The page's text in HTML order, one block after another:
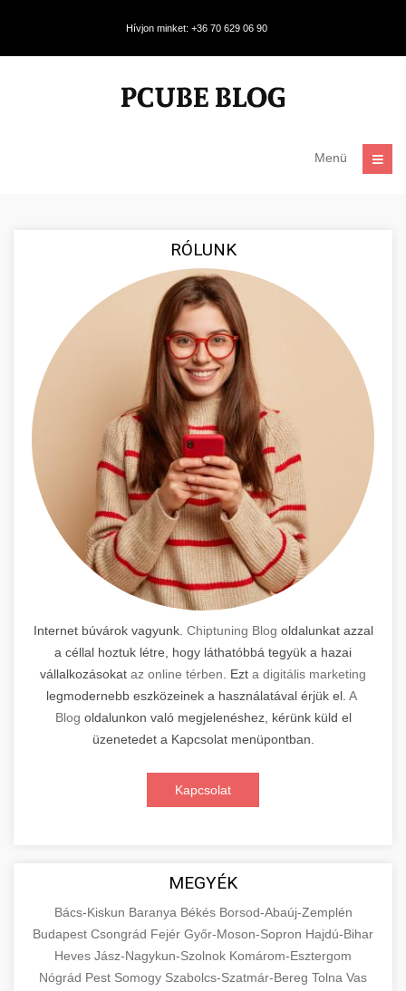
Hívjon minket: +36 70 629 06 90
Menü
RÓLUNK
Internet búvárok vagyunk. Chiptuning Blog oldalunkat azzal
a céllal hoztuk létre, hogy láthatóbbá tegyük a hazai
vállalkozásokat az online térben . Ezt a digitális marketing
legmodernebb eszközeinek a használatával érjük el. A
Blog oldalunkon való megjelenéshez, kérünk küld el
üzenetedet a Kapcsolat menüpontban.
Kapcsolat
MEGYÉK
Bács-Kiskun Baranya Békés Borsod-Abaúj-Zemplén
Budapest Csongrád Fejér Győr-Moson-Sopron Hajdú-Bihar
Heves Jász-Nagykun-Szolnok Komárom-Esztergom
Nógrád Pest Somogy Szabolcs-Szatmár-Bereg Tolna Vas